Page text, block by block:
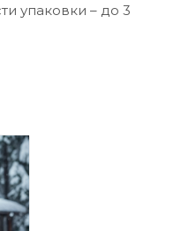
упаковки – до 3